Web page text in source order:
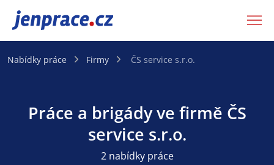
JenPráce.cz
Nabídky práce Firmy ČS service s.r.o.
Práce a brigády ve firmě ČS
service s.r.o.
2 nabídky práce